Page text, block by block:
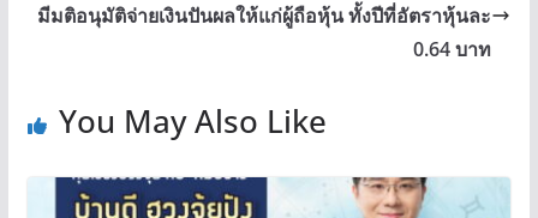
มีมติอนุมัติจ่ายเงินปันผลให้แก่ผู้ถือหุ้น ทั้งปีที่อัตราหุ้นละ
0.64 บาท
You May Also Like